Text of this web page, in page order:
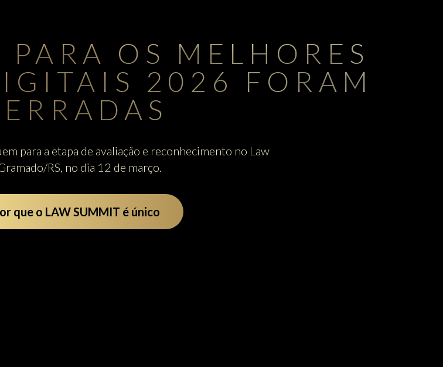
OS MELHORES
2026 FORAM
para a etapa de avaliação e reconhecimento no Law
RS, no dia 12 de março.
que o LAW SUMMIT é único